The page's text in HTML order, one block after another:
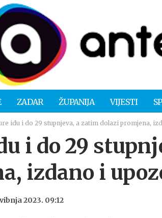
ZADAR ŽUPANIJA VIJESTI
idu i do 29 stupnjeva, a zatim dolazi promjena,
i do 29
izdano i
2023. 09:12